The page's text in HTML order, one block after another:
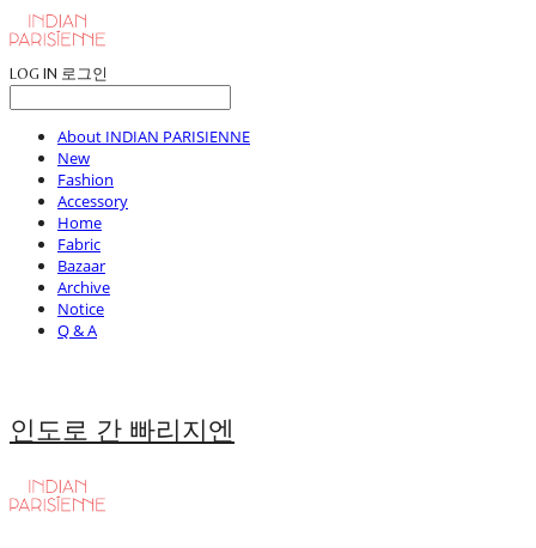
LOG IN 로그인
About INDIAN PARISIENNE
New
Fashion
Accessory
Home
Fabric
Bazaar
Archive
Notice
Q & A
인도로 간 빠리지엔